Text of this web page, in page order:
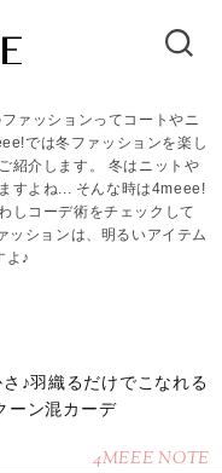
ァッションってコートやニ
では冬ファッションを楽し
紹介します。 冬はニットや
すよね... そんな時は4meee!
しコーデ術をチェックして
ッションは、明るいアイテム
よ♪
♪羽織るだけでこなれる
ーン混カーデ
4MEEE NOTE